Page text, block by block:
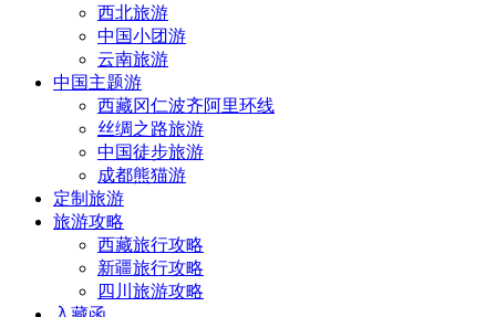
西北旅游
中国小团游
云南旅游
中国主题游
西藏冈仁波齐阿里环线
丝绸之路旅游
中国徒步旅游
成都熊猫游
定制旅游
旅游攻略
西藏旅行攻略
新疆旅行攻略
四川旅游攻略